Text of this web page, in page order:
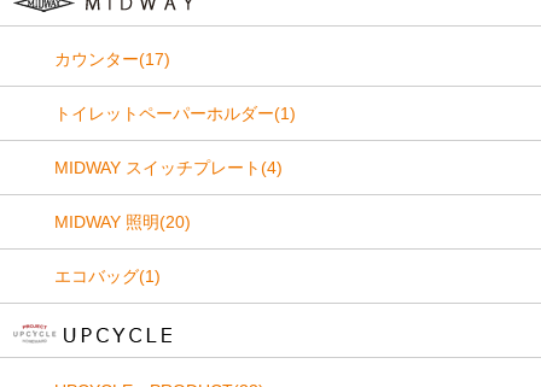
カウンター(17)
トイレットペーパーホルダー(1)
MIDWAY スイッチプレート(4)
MIDWAY 照明(20)
エコバッグ(1)